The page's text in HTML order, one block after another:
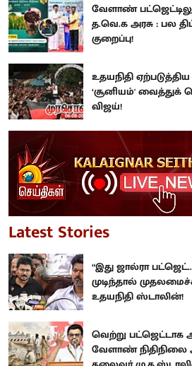
வேளாண்
த.வெ.க அரசு : பல
குறைப்பு!
உதயநிதி
‘சூனியம்'
விஜய்!
Latest Stories
“இது ஜால்ரா
முடிந்தால்
உதயநிதி ஸ்டாலின்!
வெற்று பட்ஜெட்டாக
வேளாண் நிதிநிலை